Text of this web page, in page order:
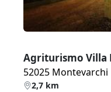
Agriturismo Villa
52025 Montevarchi
2,7 km